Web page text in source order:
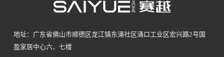
地址：广东省佛山市顺德区龙江镇东涌社区涌口工业区宏兴路2号国
盈家居中心六、七楼